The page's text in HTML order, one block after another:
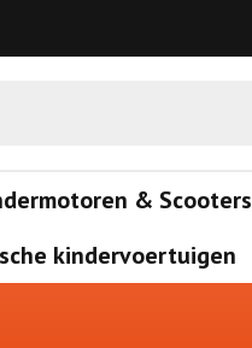
& Scooters
kindervoertuigen